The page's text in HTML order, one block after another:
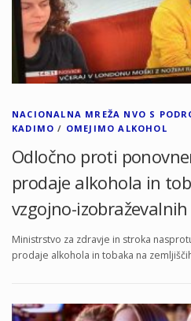
NACIONALNA MREŽA NVO S
KADIMO / OMEJIMO ALKOHOL
Odločno proti
prodaje alkohola in
vzgojno-
Ministrstvo za zdravje in stroka
prodaje alkohola in tobaka na